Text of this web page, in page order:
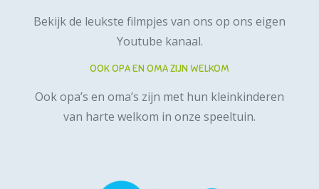
Bekijk de leukste filmpjes van ons op ons eigen
Youtube kanaal.
OOK OPA EN OMA ZIJN WELKOM
Ook opa’s en oma’s zijn met hun kleinkinderen
van harte welkom in onze speeltuin.